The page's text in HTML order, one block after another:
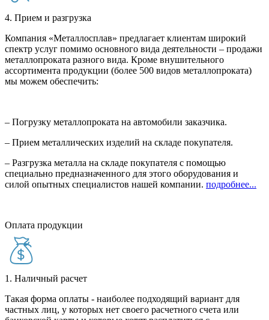
4. Прием и разгрузка
Компания «Металлосплав» предлагает клиентам широкий
спектр услуг помимо основного вида деятельности – продажи
металлопроката разного вида. Кроме внушительного
ассортимента продукции (более 500 видов металлопроката)
мы можем обеспечить:
– Погрузку металлопроката на автомобили заказчика.
– Прием металлических изделий на складе покупателя.
– Разгрузка металла на складе покупателя с помощью
специально предназначенного для этого оборудования и
силой опытных специалистов нашей компании. подробнее...
Оплата продукции
1. Наличный расчет
Такая форма оплаты - наиболее подходящий вариант для
частных лиц, у которых нет своего расчетного счета или